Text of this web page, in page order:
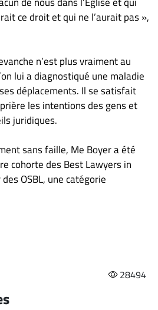
ce droit et qui ne l’aurait pas »,
n’est plus vraiment au
lui a diagnostiqué une maladie
déplacements. Il se satisfait
les intentions des gens et
juridiques.
sans faille, Me Boyer a été
cohorte des Best Lawyers in
OSBL, une catégorie
28494